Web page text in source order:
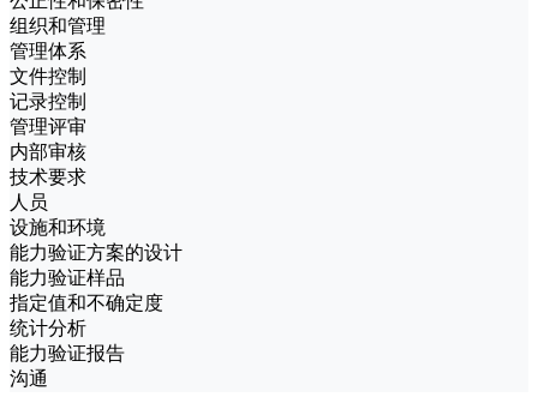
组织和管理
管理体系
文件控制
记录控制
管理评审
内部审核
技术要求
人员
设施和环境
能力验证方案的设计
能力验证样品
指定值和不确定度
统计分析
能力验证报告
沟通